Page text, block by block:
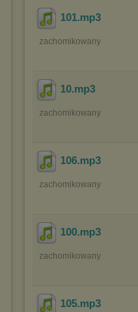
101.mp3
zachomikowany
10.mp3
zachomikowany
106.mp3
zachomikowany
100.mp3
zachomikowany
105.mp3